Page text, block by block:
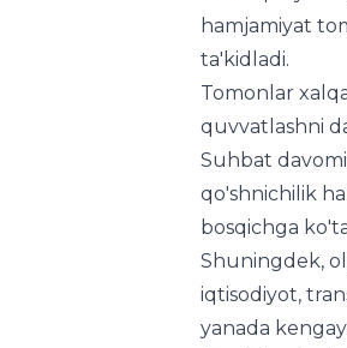
hamjamiyat
ta'kidladi.
Tomonlar
quvvatlashni
Suhbat
qo'shnichilik
bosqichga
Shuningdek,
iqtisodiyot,
yanada